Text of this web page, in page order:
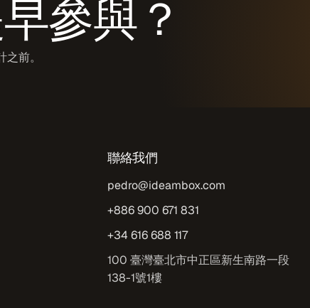
參與？
前。
聯絡我們
pedro@ideambox.com
+886 900 671 831
+34 616 688 117
100 臺灣臺北市中正區新生南路一段
138-1號1樓